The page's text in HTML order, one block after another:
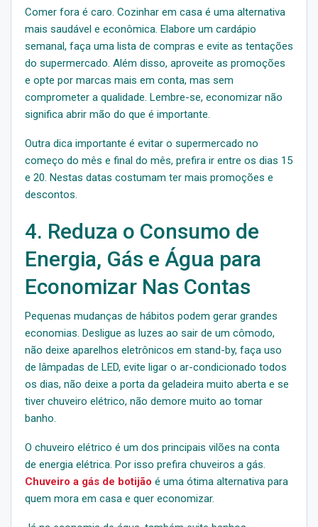
Comer fora é caro. Cozinhar em casa é uma alternativa
mais saudável e econômica. Elabore um cardápio
semanal, faça uma lista de compras e evite as tentações
do supermercado. Além disso, aproveite as promoções
e opte por marcas mais em conta, mas sem
comprometer a qualidade. Lembre-se, economizar não
significa abrir mão do que é importante.
Outra dica importante é evitar o supermercado no
começo do mês e final do mês, prefira ir entre os dias 15
e 20. Nestas datas costumam ter mais promoções e
descontos.
4. Reduza o Consumo de
Energia, Gás e Água para
Economizar Nas Contas
Pequenas mudanças de hábitos podem gerar grandes
economias. Desligue as luzes ao sair de um cômodo,
não deixe aparelhos eletrônicos em stand-by, faça uso
de lâmpadas de LED, evite ligar o ar-condicionado todos
os dias, não deixe a porta da geladeira muito aberta e se
tiver chuveiro elétrico, não demore muito ao tomar
banho.
O chuveiro elétrico é um dos principais vilões na conta
de energia elétrica. Por isso prefira chuveiros a gás.
Chuveiro a gás de botijão é uma ótima alternativa para
quem mora em casa e quer economizar.